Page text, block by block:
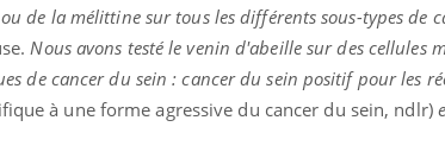
de la mélittine sur tous les différents sous-types de
Nous avons testé le venin d'abeille sur des cellules
de cancer du sein : cancer du sein positif pour les
à une forme agressive du cancer du sein, ndlr)